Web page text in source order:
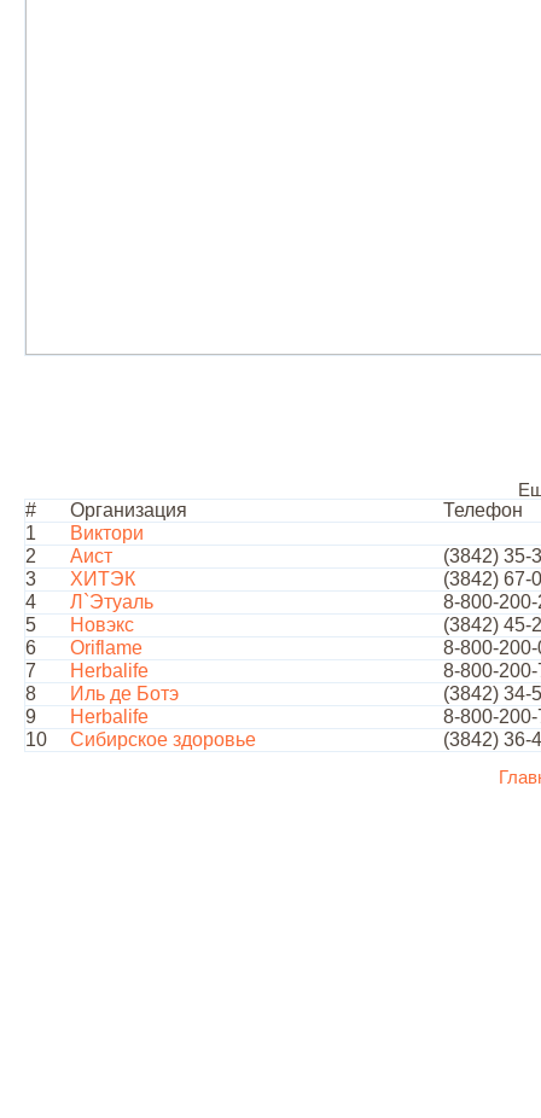
# Организация
Телефон
1
Виктори
2
Аист
(3842) 35-
3
ХИТЭК
(3842) 67-
4
Л`Этуаль
8-800-
5
Новэкс
(3842) 45-
6
Oriflame
8-800-
7
Herbalife
8-800-
8
Иль де Ботэ
(3842) 34-
9
Herbalife
8-800-
10
Сибирское здоровье (3842) 36-